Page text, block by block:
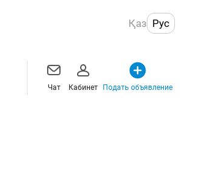
Қаз Рус
Чат Кабинет Подать объявление